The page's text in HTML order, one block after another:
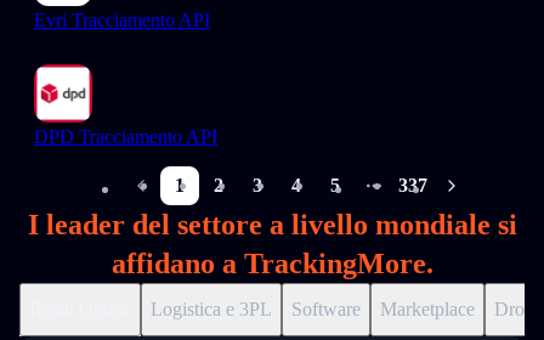
Evri Tracciamento API
DPD Tracciamento API
1 2 3 4 5
More pages
337
I leader del settore a livello mondiale si
affidano a TrackingMore.
Logistica e 3PL Software Marketplace